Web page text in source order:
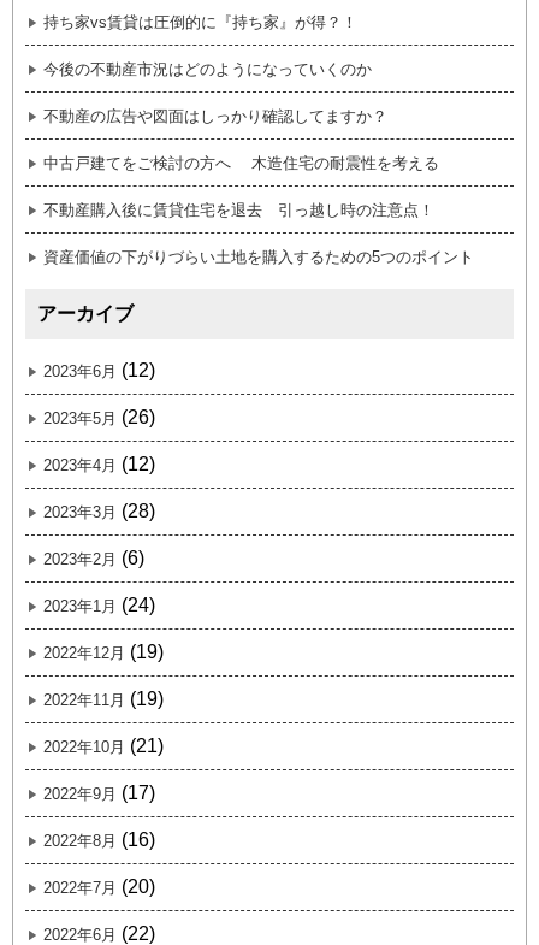
持ち家vs賃貸は圧倒的に『持ち家』が得？！
今後の不動産市況はどのようになっていくのか
不動産の広告や図面はしっかり確認してますか？
中古戸建てをご検討の方へ 木造住宅の耐震性を考える
不動産購入後に賃貸住宅を退去 引っ越し時の注意点！
資産価値の下がりづらい土地を購入するための5つのポイント
アーカイブ
2023年6月 (12)
2023年5月 (26)
2023年4月 (12)
2023年3月 (28)
2023年2月 (6)
2023年1月 (24)
2022年12月 (19)
2022年11月 (19)
2022年10月 (21)
2022年9月 (17)
2022年8月 (16)
2022年7月 (20)
2022年6月 (22)